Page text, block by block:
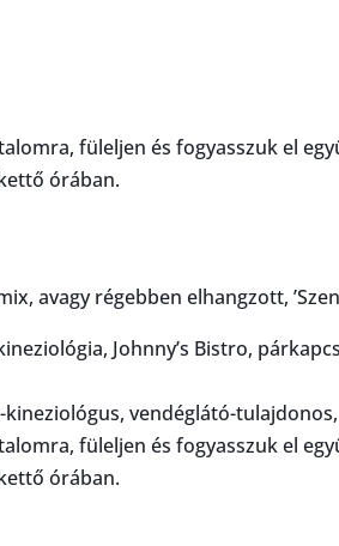
füleljen és fogyasszuk el
órában.
avagy régebben elhangzott,
Johnny’s Bistro,
kineziológus, vendéglátó-
füleljen és fogyasszuk el
órában.